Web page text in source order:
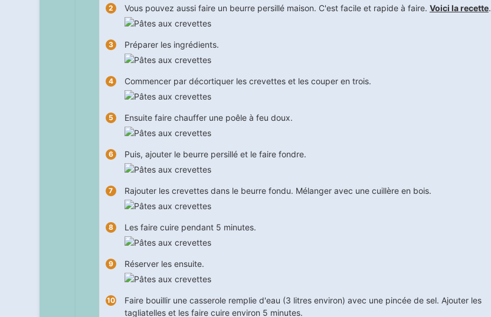
Vous pouvez aussi faire un beurre persillé maison. C'est facile et rapide à faire. Voici la recette.
Préparer les ingrédients.
Commencer par décortiquer les crevettes et les couper en trois.
Ensuite faire chauffer une poêle à feu doux.
Puis, ajouter le beurre persillé et le faire fondre.
Rajouter les crevettes dans le beurre fondu. Mélanger avec une cuillère en bois.
Les faire cuire pendant 5 minutes.
Réserver les ensuite.
Faire bouillir une casserole remplie d'eau (3 litres environ) avec une pincée de sel. Ajouter les
tagliatelles et les faire cuire environ 5 minutes.